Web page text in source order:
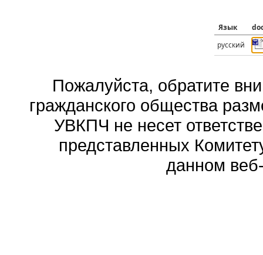
Язык
русский
Пожалуйста, обратите
гражданского общества
УВКПЧ не несет
представленных
данном